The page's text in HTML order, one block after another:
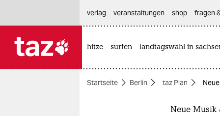
themen
verlag
veranstaltungen shop fragen
hitze surfen landtagswahl in
Startseite Berlin taz Plan
Neue Musik